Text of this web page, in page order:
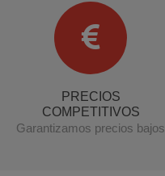
PRECIOS
COMPETITIVOS
Garantizamos precios bajos